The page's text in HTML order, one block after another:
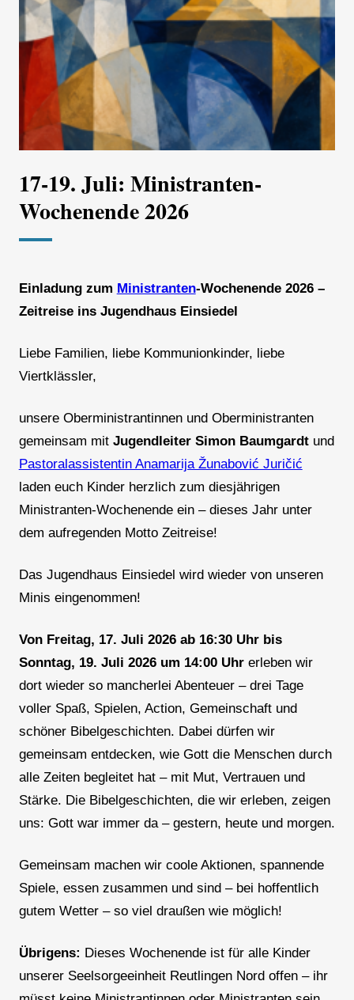
17-19. Juli: Ministranten-
Wochenende 2026
Einladung zum Ministranten-Wochenende 2026 –
Zeitreise ins Jugendhaus Einsiedel
Liebe Familien, liebe Kommunionkinder, liebe
Viertklässler,
unsere Oberministrantinnen und Oberministranten
gemeinsam mit Jugendleiter Simon Baumgardt und
Pastoralassistentin Anamarija Žunabović Juričić
laden euch Kinder herzlich zum diesjährigen
Ministranten-Wochenende ein – dieses Jahr unter
dem aufregenden Motto Zeitreise!
Das Jugendhaus Einsiedel wird wieder von unseren
Minis eingenommen!
Von Freitag, 17. Juli 2026 ab 16:30 Uhr bis
Sonntag, 19. Juli 2026 um 14:00 Uhrerleben wir
dort wieder so mancherlei Abenteuer – drei Tage
voller Spaß, Spielen, Action, Gemeinschaft und
schöner Bibelgeschichten. Dabei dürfen wir
gemeinsam entdecken, wie Gott die Menschen durch
alle Zeiten begleitet hat – mit Mut, Vertrauen und
Stärke. Die Bibelgeschichten, die wir erleben, zeigen
uns: Gott war immer da – gestern, heute und morgen.
Gemeinsam machen wir coole Aktionen, spannende
Spiele, essen zusammen und sind – bei hoffentlich
gutem Wetter – so viel draußen wie möglich!
Übrigens: Dieses Wochenende ist für alle Kinder
unserer Seelsorgeeinheit Reutlingen Nord offen – ihr